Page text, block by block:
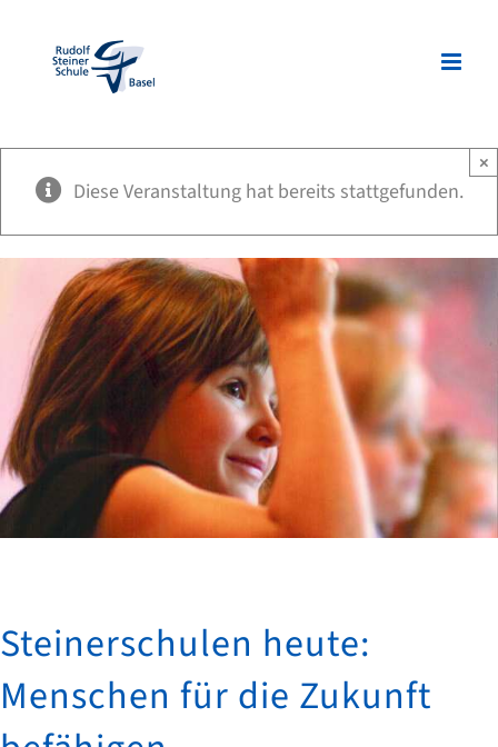
springen
Diese Veranstaltung hat bereits stattgefunden.
×
Steinerschulen heute:
Menschen für die Zukunft